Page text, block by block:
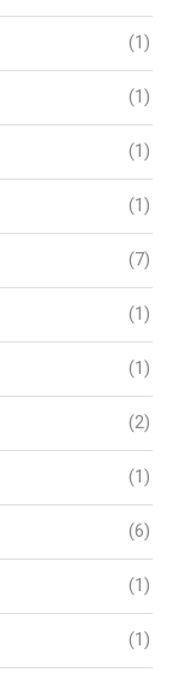
(1)
(1)
(1)
(1)
(7)
(1)
(1)
(2)
(1)
(6)
(1)
(1)